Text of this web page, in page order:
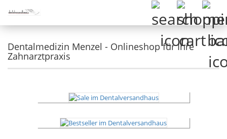
Dentalmedizin Menzel - Onlineshop für Ihre
Zahnarztpraxis